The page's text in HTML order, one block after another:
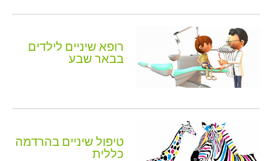
רופא שיניים לילדים
בבאר שבע
טיפול שיניים בהרדמה
כללית